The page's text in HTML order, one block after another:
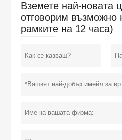
Вземете най-новата
отговорим възможно
рамките на 12 часа)